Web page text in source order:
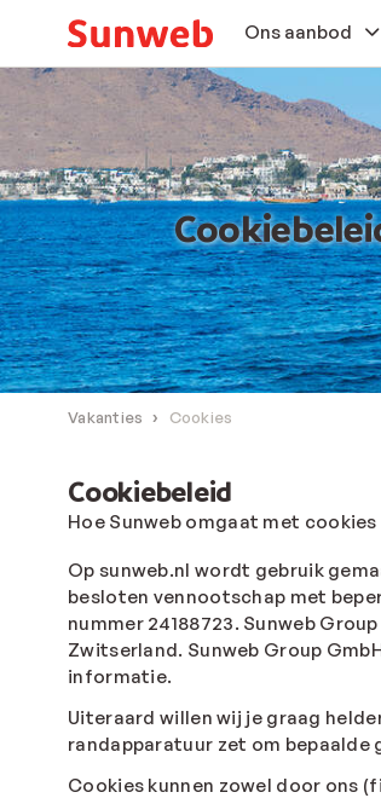
Ons aanbod
Zonvakanties
Wintersport
Autovakanties
Aanbiedingen
Extra services
Vakanties Cookies
Cookiebeleid
Hoe Sunweb omgaat met cookies
Op sunweb.nl wordt gebruik
besloten vennootschap met
nummer 24188723. Sunweb
Zwitserland. Sunweb Group
informatie.
Uiteraard willen wij je graag
randapparatuur zet om bepaalde
Cookies kunnen zowel door ons